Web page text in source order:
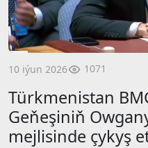
10 iýun 2026 1071
Türkmenistan
Geňeşiniň
mejlisinde çykyş